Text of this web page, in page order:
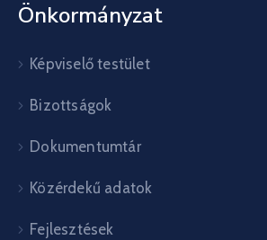
Önkormányzat
Képviselő testület
Bizottságok
Dokumentumtár
Közérdekű adatok
Fejlesztések